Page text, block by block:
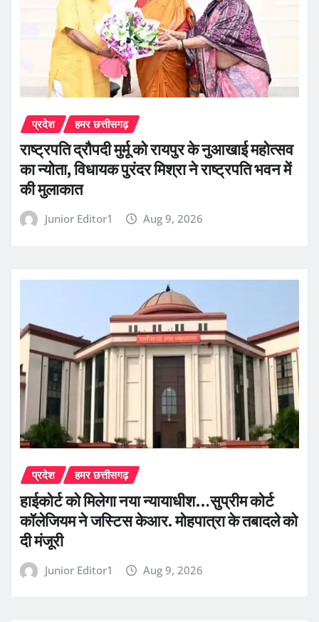
प्रदेश हमर छत्तीसगढ़
राष्ट्रपति द्रौपदी मुर्मू को रायपुर के नुआखाई महोत्सव
का न्योता, विधायक पुरंदर मिश्रा ने राष्ट्रपति भवन में
की मुलाकात
Junior Editor1 Aug 9, 2026
प्रदेश हमर छत्तीसगढ़
हाईकोर्ट को मिलेगा नया न्यायाधीश…सुप्रीम कोर्ट
कॉलेजियम ने जस्टिस केआर. मोहपात्रा के तबादले को
दी मंजूरी
Junior Editor1 Aug 9, 2026